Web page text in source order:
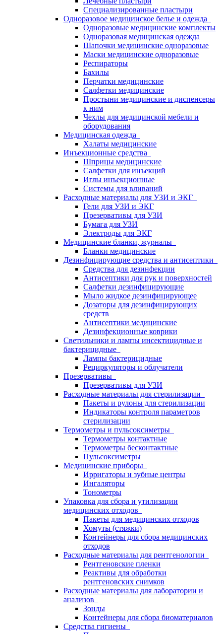
Специализированные пластыри
Одноразовое медицинское белье и одежда
Одноразовые медицинские комплекты
Одноразовая медицинская одежда
Шапочки медицинские одноразовые
Маски медицинские одноразовые
Респираторы
Бахилы
Перчатки медицинские
Салфетки медицинские
Простыни медицинские и диспенсеры
к ним
Чехлы для медицинской мебели и
оборудования
Медицинская одежда
Халаты медицинские
Инъекционные средства
Шприцы медицинские
Салфетки для инъекций
Иглы инъекционные
Системы для вливаний
Расходные материалы для УЗИ и ЭКГ
Гели для УЗИ и ЭКГ
Презервативы для УЗИ
Бумага для УЗИ
Электроды для ЭКГ
Медицинские бланки, журналы
Бланки медицинские
Дезинфицирующие средства и антисептики
Средства для дезинфекции
Антисептики для рук и поверхностей
Салфетки дезинфицирующие
Мыло жидкое дезинфицирующее
Дозаторы для дезинфицирующих
средств
Антисептики медицинские
Дезинфекционные коврики
Светильники и лампы инсектицидные и
бактерицидные
Лампы бактерицидные
Рециркуляторы и облучатели
Презервативы
Презервативы для УЗИ
Расходные материалы для стерилизации
Пакеты и рулоны для стерилизации
Индикаторы контроля параметров
стерилизации
Термометры и пульсоксиметры
Термометры контактные
Термометры бесконтактные
Пульсоксиметры
Медицинские приборы
Ирригаторы и зубные центры
Ингаляторы
Тонометры
Упаковка для сбора и утилизации
медицинских отходов
Пакеты для медицинских отходов
Хомуты (стяжки)
Контейнеры для сбора медицинских
отходов
Расходные материалы для рентгенологии
Рентгеновские пленки
Реактивы для обработки
рентгеновских снимков
Расходные материалы для лаборатории и
анализов
Зонды
Контейнеры для сбора биоматериалов
Средства гигиены